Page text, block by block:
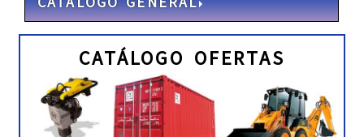
CATÁLOGO OFERTAS